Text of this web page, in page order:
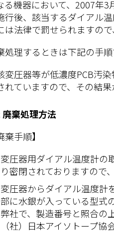
る機器において、2007年
行後、該当するダイアル
は法律で罰せられますので
処理するときは下記の手
変圧器等が低濃度PCB汚
れていますので、その結
棄処理方法
棄手順】
変圧器用ダイアル温度計の
り密閉されておりますので
変圧器からダイアル温度計
部に水銀が入っている型式
弊社で、製造番号と照合の
（社）日本アイソトープ協